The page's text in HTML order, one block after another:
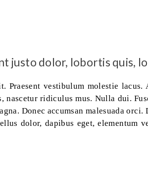
justo dolor, lobortis quis,
vestibulum molestie
nascetur ridiculus mus. Nulla dui.
Donec accumsan malesuada
dolor, dapibus eget,